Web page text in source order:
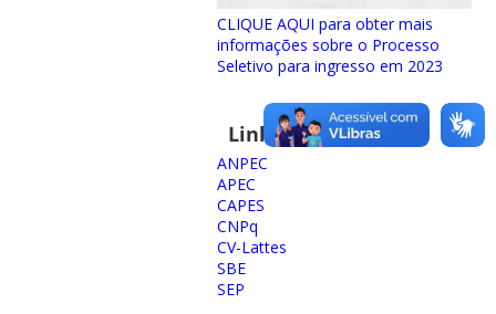
CLIQUE AQUI para obter mais
informações sobre o Processo
Seletivo para ingresso em 2023
Links importantes
ANPEC
APEC
CAPES
CNPq
CV-Lattes
SBE
SEP